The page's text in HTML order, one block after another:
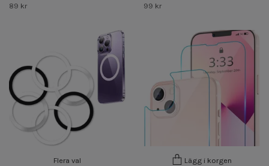
89 kr 99 kr
Flera val Lägg i korgen